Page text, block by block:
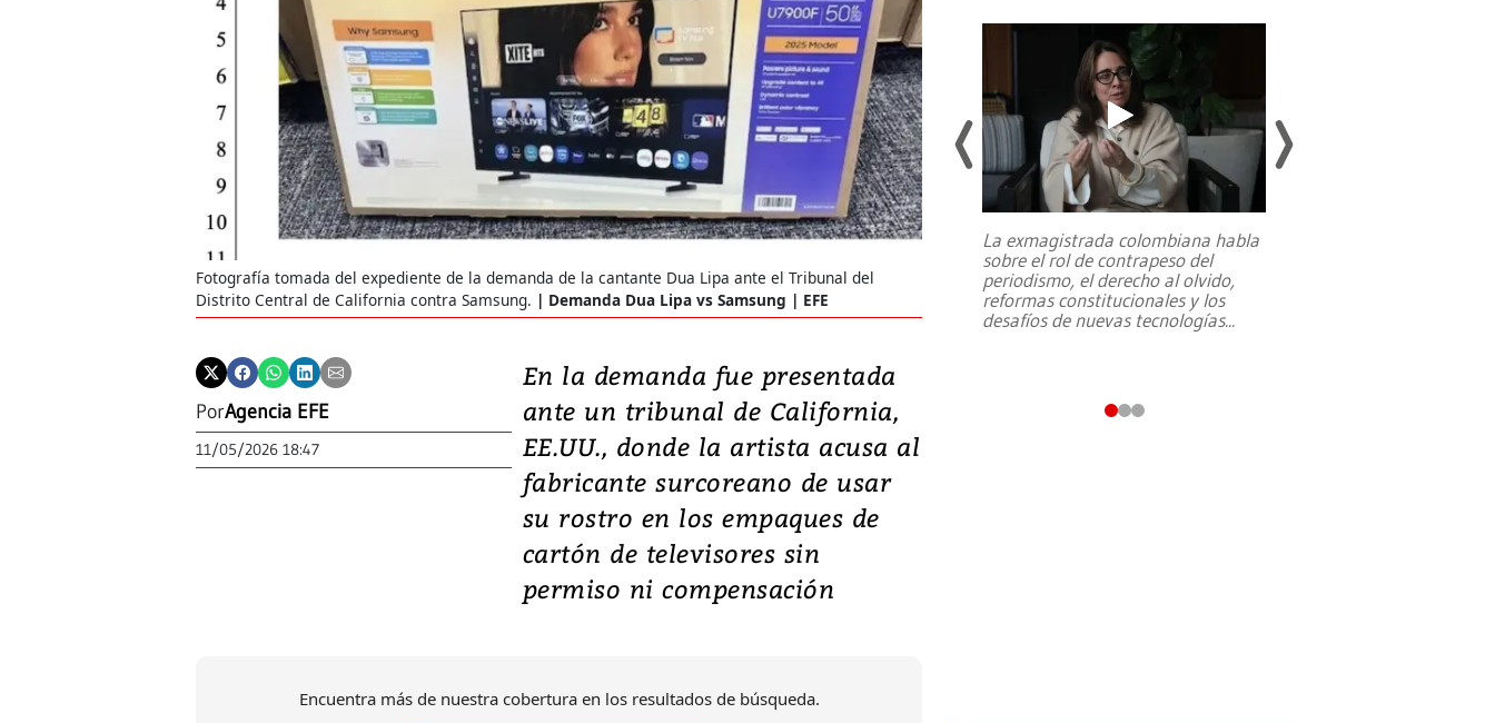
Fotografía tomada del expediente de la demanda de la cantante Dua Lipa ante el Tribunal del
Distrito Central de California contra Samsung.
Demanda Dua Lipa vs Samsung | EFE
PorAgencia EFE
11/05/2026 18:47
En la demanda fue presentada
ante un tribunal de California,
EE.UU., donde la artista acusa al
fabricante surcoreano de usar
su rostro en los empaques de
cartón de televisores sin
permiso ni compensación
Encuentra más de nuestra cobertura en los resultados de búsqueda.
Un fuerte terremoto de magnitud
7,1 se registró este martes 28 de
julio en la prefectura de Kumamoto,
al sur de Japón, provocando una
La exmagistrada colombiana habla
sobre el rol de contrapeso del
periodismo, el derecho al olvido,
reformas constitucionales y los
desafíos de nuevas tecnologías...